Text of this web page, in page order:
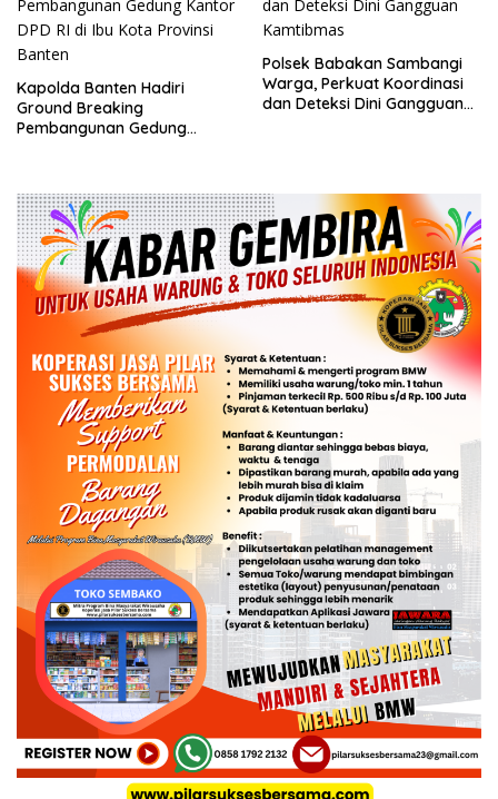
Kapolda Banten Hadiri
Ground Breaking
Pembangunan Gedung
Polsek Babakan Sambangi
Warga, Perkuat Koordinasi
dan Deteksi Dini Gangguan